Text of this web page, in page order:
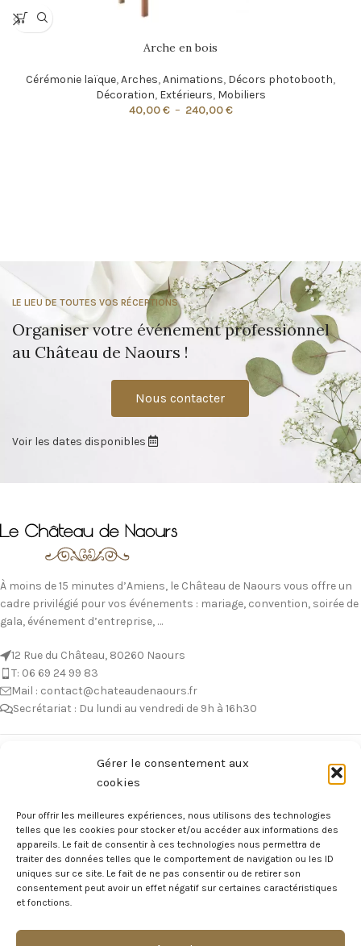
Gérer le consentement aux
cookies
Pour offrir les meilleures expériences, nous utilisons des technologies
telles que les cookies pour stocker et/ou accéder aux informations des
appareils. Le fait de consentir à ces technologies nous permettra de
traiter des données telles que le comportement de navigation ou les ID
uniques sur ce site. Le fait de ne pas consentir ou de retirer son
consentement peut avoir un effet négatif sur certaines caractéristiques
et fonctions.
Arche en bois
Cérémonie laïque,Arches,Animations, Décors photobooth,
Décoration, Extérieurs, Mobiliers
40,00€ – 240,00€
LE LIEU DE TOUTES VOS RÉCEPTIONS
Organiser votre événement professionnel
au Château de Naours !
Nous contacter
Voir les dates disponibles
À moins de 15 minutes d’Amiens, le Château de Naours vous offre un
cadre privilégié pour vos événements : mariage, convention, soirée de
gala, événement d’entreprise, …
12 Rue du Château, 80260 Naours
T: 06 69 24 99 83
Mail : contact@chateaudenaours.fr
Secrétariat : Du lundi au vendredi de 9h à 16h30
Avant de nous écrire, n’hésitez pas à consulter notre FAQ, celle-ci est
réponse à votre question !
Voir notre foire aux questions >
NOTRE ÉCOSYSTEME